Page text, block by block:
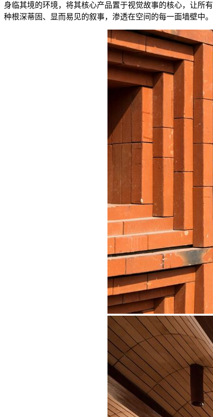
身临其境的环境，将其核心产品置于视觉故事的核心，让所
种根深蒂固、显而易见的叙事，渗透在空间的每一面墙壁中。